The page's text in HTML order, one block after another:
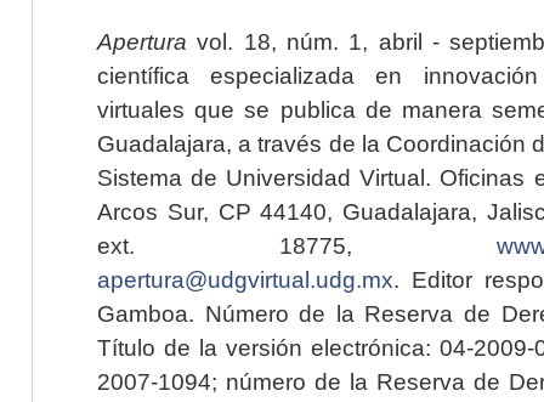
Apertura vol. 18, núm. 1, abril -
científica especializada en
virtuales que se publica de manera
Guadalajara, a través de la Coordinación
Sistema de Universidad Virtual. Oficinas
Arcos Sur, CP 44140, Guadalajara,
ext. 18775,
apertura@udgvirtual.udg.mx. Editor
Gamboa. Número de la Reserva de
Título de la versión electrónica: 04-2009-
2007-1094; número de la Reserva de